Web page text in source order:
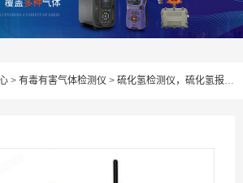
> 有毒有害气体检测仪 > 硫化氢检测仪，硫化氢报警器